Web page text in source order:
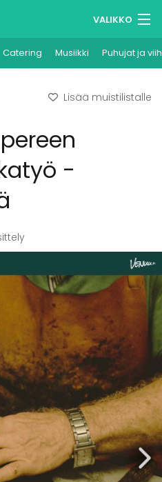
VALIKKO
kohteesi
Catering Musiikki Puhujat ja
Lisää muistilistalle
-